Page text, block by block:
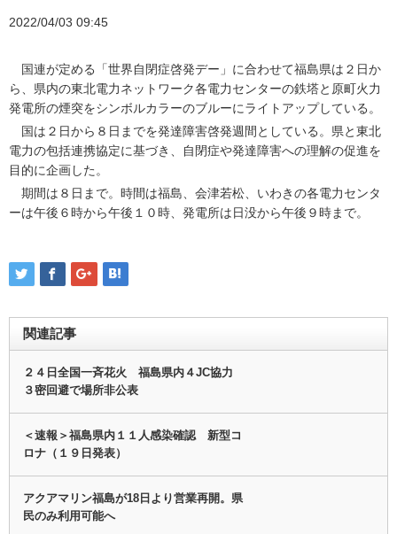
2022/04/03 09:45
国連が定める「世界自閉症啓発デー」に合わせて福島県は２日か
ら、県内の東北電力ネットワーク各電力センターの鉄塔と原町火力
発電所の煙突をシンボルカラーのブルーにライトアップしている。
国は２日から８日までを発達障害啓発週間としている。県と東北
電力の包括連携協定に基づき、自閉症や発達障害への理解の促進を
目的に企画した。
期間は８日まで。時間は福島、会津若松、いわきの各電力センタ
ーは午後６時から午後１０時、発電所は日没から午後９時まで。
関連記事
２４日全国一斉花火 福島県内４JC協力
３密回避で場所非公表
＜速報＞福島県内１１人感染確認 新型コ
ロナ（１９日発表）
アクアマリン福島が18日より営業再開。県
民のみ利用可能へ